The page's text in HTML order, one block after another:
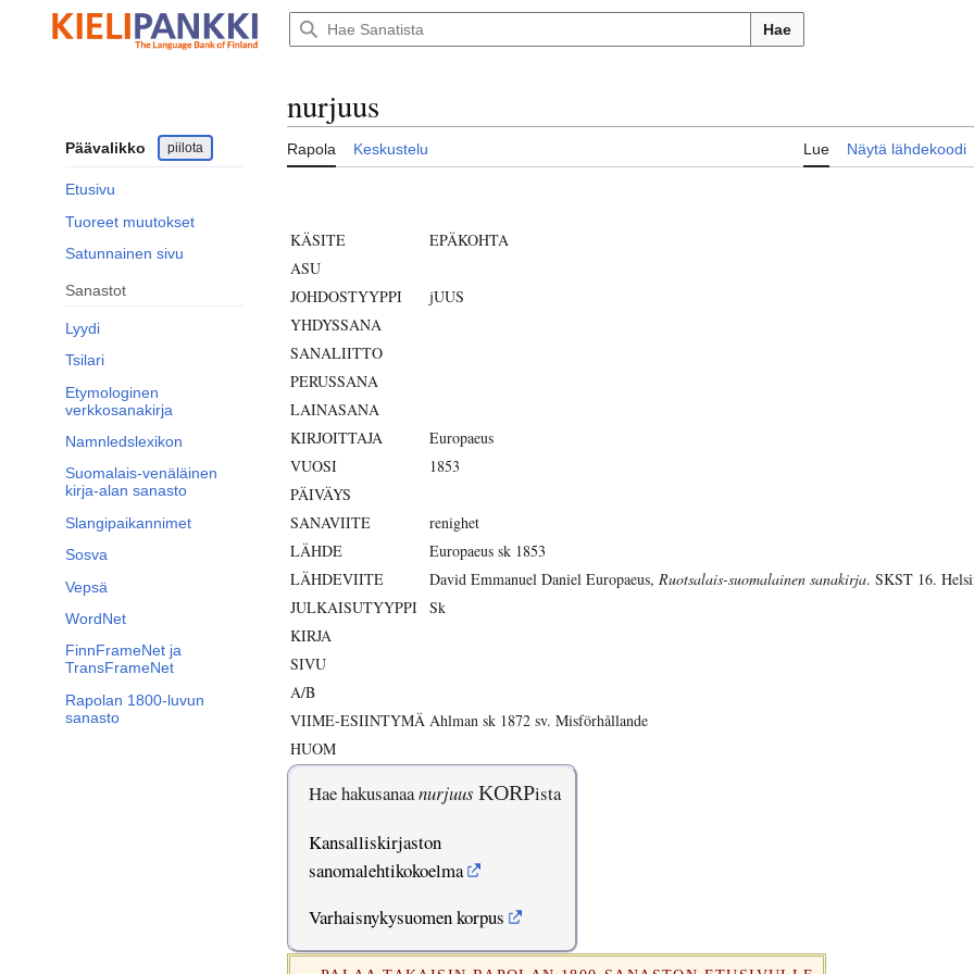
sisältöön
Hae
Päävalikko piilota
Etusivu
Tuoreet muutokset
Satunnainen sivu
Sanastot
Lyydi
Tsilari
Etymologinen
verkkosanakirja
Namnledslexikon
Suomalais-venäläinen
kirja-alan sanasto
Slangipaikannimet
Sosva
Vepsä
WordNet
FinnFrameNet ja
TransFrameNet
Rapolan 1800-luvun
sanasto
nurjuus
Rapola Keskustelu Lue Näytä lähdekoodi
KÄSITE
EPÄKOHTA
ASU
JOHDOSTYYPPI
jUUS
YHDYSSANA
SANALIITTO
PERUSSANA
LAINASANA
KIRJOITTAJA
Europaeus
VUOSI
1853
PÄIVÄYS
SANAVIITE
renighet
LÄHDE
Europaeus sk 1853
LÄHDEVIITE
David Emmanuel Daniel Europaeus, Ruotsalais-suomalainen sanakirja. SKST 16.
JULKAISUTYYPPI Sk
KIRJA
SIVU
A/B
VIIME-ESIINTYMÄ Ahlman sk 1872 sv. Misförhållande
HUOM
Hae hakusanaanurjuus KORPista
Kansalliskirjaston
sanomalehtikokoelma
Varhaisnykysuomen korpus